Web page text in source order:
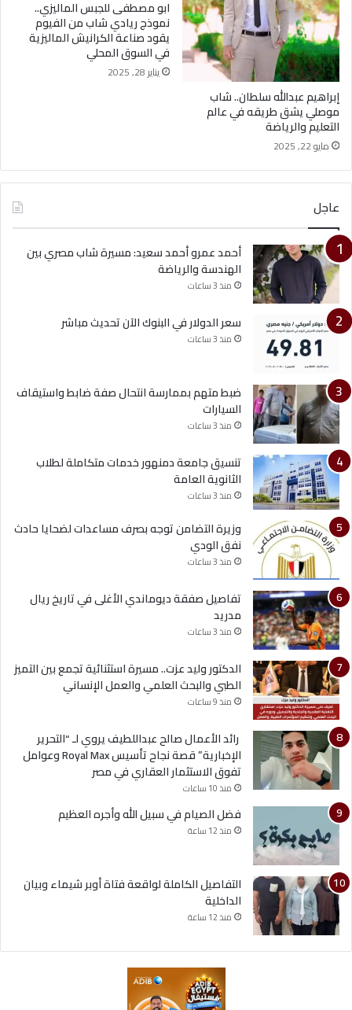
إبراهيم عبدالله سلطان.. شاب
موصلي يشق طريقه في عالم
التعليم والرياضة
مايو 22, 2025
ابو مصطفى للجبس الماليزي..
نموذج ريادي شاب من الفيوم
يقود صناعة الكرانيش الماليزية
في السوق المحلي
يناير 28, 2025
عاجل
أحمد عمرو أحمد سعيد: مسيرة شاب مصري بين
الهندسة والرياضة
منذ 3 ساعات
سعر الدولار في البنوك الآن تحديث مباشر
منذ 3 ساعات
ضبط متهم بممارسة انتحال صفة ضابط واستيقاف
السيارات
منذ 3 ساعات
تنسيق جامعة دمنهور خدمات متكاملة لطلاب
الثانوية العامة
منذ 3 ساعات
وزيرة التضامن توجه بصرف مساعدات لضحايا حادث
نفق الودي
منذ 3 ساعات
تفاصيل صفقة ديوماندي الأغلى في تاريخ ريال
مدريد
منذ 3 ساعات
الدكتور وليد عزت.. مسيرة استثنائية تجمع بين التميز
الطبي والبحث العلمي والعمل الإنساني
منذ 9 ساعات
رائد الأعمال صالح عبداللطيف يروي لـ “التحرير
الإخبارية” قصة نجاح تأسيس Royal Max وعوامل
تفوق الاستثمار العقاري في مصر
منذ 10 ساعات
فضل الصيام في سبيل الله وأجره العظيم
منذ 12 ساعة
التفاصيل الكاملة لواقعة فتاة أوبر شيماء وبيان
الداخلية
منذ 12 ساعة